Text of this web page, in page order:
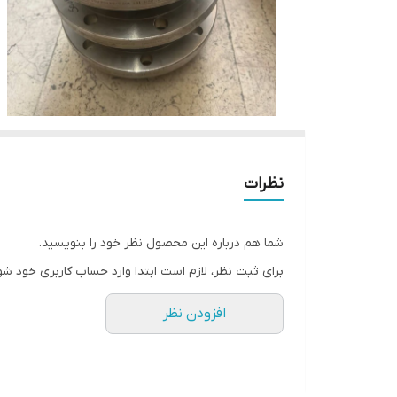
نظرات
شما هم درباره این محصول نظر خود را بنویسید.
برای ثبت نظر، لازم است ابتدا وارد حساب کاربری خود
افزودن نظر